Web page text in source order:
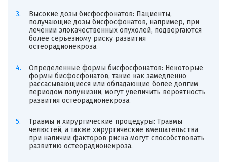
Высокие дозы бисфосфонатов: Пациенты,
получающие дозы бисфосфонатов, например, при
лечении злокачественных опухолей, подвергаются
более серьезному риску развития
остеорадионекроза.
Определенные формы бисфосфонатов: Некоторые
формы бисфосфонатов, такие как замедленно
рассасывающиеся или обладающие более долгим
периодом полужизни, могут увеличить вероятность
развития остеорадионекроза.
Травмы и хирургические процедуры: Травмы
челюстей, а также хирургические вмешательства
при наличии факторов риска могут способствовать
развитию остеорадионекроза.